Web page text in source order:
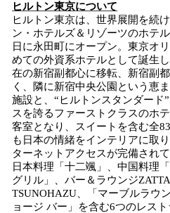
ヒルトン東京について
ヒルトン東京は、世界展開を続
ン・ホテルズ＆リゾーツのホテ
日に永田町にオープン。東京オ
めての外資系ホテルとして誕生
在の新宿副都心に移転、新宿副
く、隣に新宿中央公園という恵
施設と、“ヒルトンスタンダード
スを誇るファーストクラスのホ
客室となり、スイートを含む全
も日本の情緒をインテリアに取
ターネットアクセスが完備され
日本料理「十二颯」、中国料理
グリル」、バー＆ラウンジ
TSUNOHAZU、「マーブルラウ
ョージ バー」を含む6つのレス